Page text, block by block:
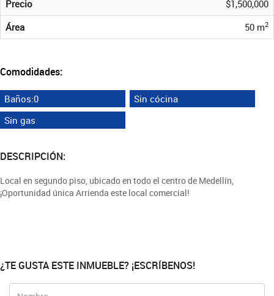
Precio
$1,500,000
Área
50 m2
Comodidades:
Baños:0
Sin cócina
Sin gas
DESCRIPCIÓN:
Local en segundo piso, ubicado en todo el centro de Medellín,
¡Oportunidad única Arrienda este local comercial!
¿TE GUSTA ESTE INMUEBLE? ¡ESCRÍBENOS!